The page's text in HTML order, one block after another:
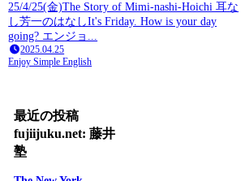
25/4/25(金)The Story of Mimi-nashi-Hoichi 耳な
し芳一のはなしIt's Friday. How is your day
going? エンジョ...
2025.04.25
Enjoy Simple English
最近の投稿
fujiijuku.net: 藤井
塾